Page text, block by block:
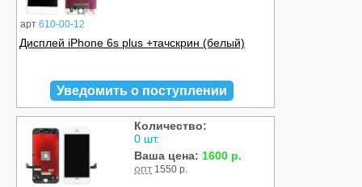
арт 610-00-12
Дисплей iPhone 6s plus +тачскрин (белый)
Уведомить о поступлении
Количество:
0 шт.
Ваша цена: 1600 р.
опт 1550 р.